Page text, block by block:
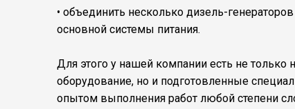
• объединить несколько дизель-
основной системы питания.
Для этого у нашей компании есть не только
оборудование, но и подготовленные
опытом выполнения работ любой степени